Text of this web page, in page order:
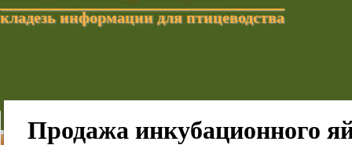
кладезь информации для птицеводства
Добавить текущую
Продажа инкубационного